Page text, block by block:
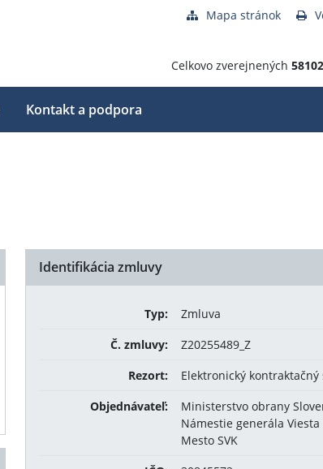
Mapa stránok
Celkovo zverejnených
Kontakt a podpora
Identifikácia zmluvy
Typ:
Zmluva
Č. zmluvy:
Z20255489_Z
Rezort:
Elektronický kontraktačný
Objednávateľ:
Ministerstvo obrany
Námestie generála
Mesto SVK